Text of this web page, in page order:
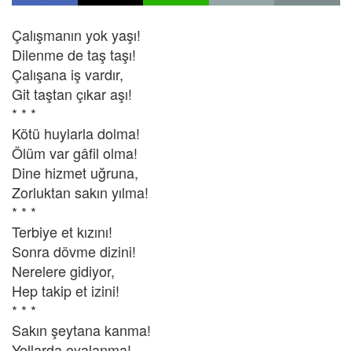
Çalışmanın yok yaşı!
Dilenme de taş taşı!
Çalışana iş vardır,
Git taştan çıkar aşı!
* * *
Kötü huylarla dolma!
Ölüm var gâfil olma!
Dine hizmet uğruna,
Zorluktan sakın yılma!
* * *
Terbiye et kızını!
Sonra dövme dizini!
Nerelere gidiyor,
Hep takip et izini!
* * *
Sakın şeytana kanma!